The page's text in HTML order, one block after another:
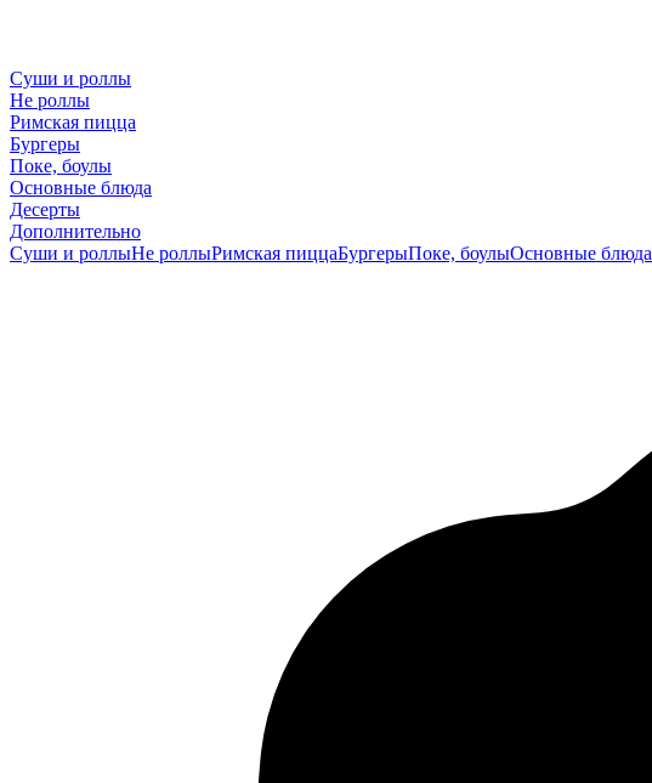
Суши и роллы
Не роллы
Римская пицца
Бургеры
Поке, боулы
Основные блюда
Десерты
Дополнительно
Суши и роллыНе роллыРимская пиццаБургерыПоке, боулыОсновные блюда